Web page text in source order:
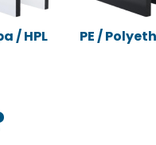
/ HPL PE /